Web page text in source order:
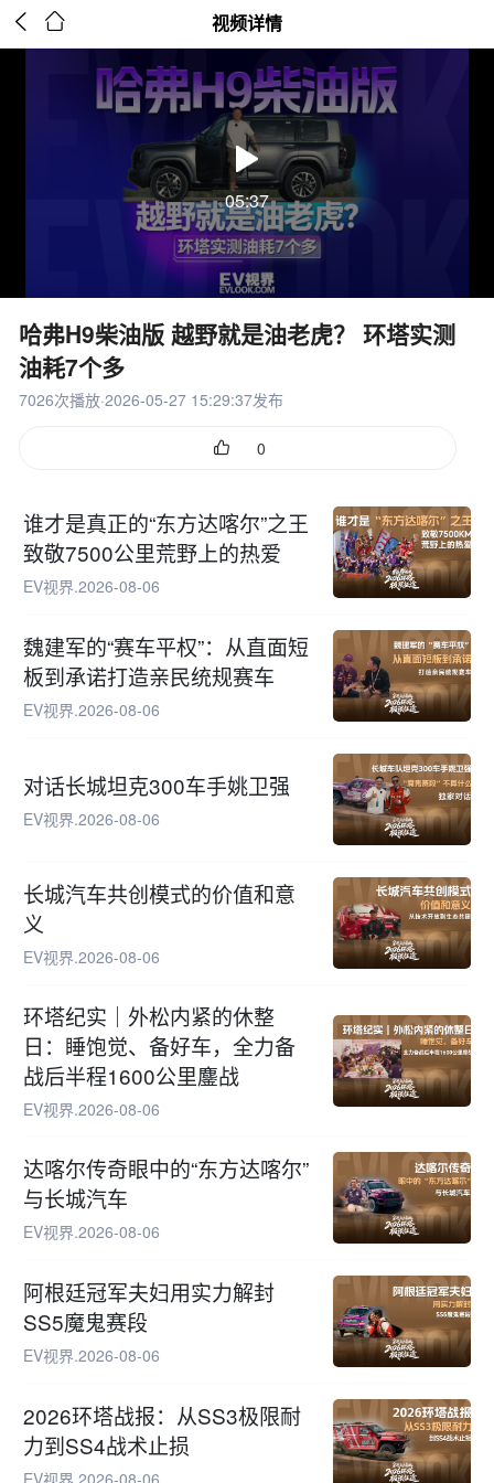
  视频详情
05:37
哈弗H9柴油版 越野就是油老虎？ 环塔实测
油耗7个多
7026次播放·2026-05-27 15:29:37发布
 0
谁才是真正的“东方达喀尔”之王
致敬7500公里荒野上的热爱
EV视界.2026-08-06
魏建军的“赛车平权”：从直面短
板到承诺打造亲民统规赛车
EV视界.2026-08-06
对话长城坦克300车手姚卫强
EV视界.2026-08-06
长城汽车共创模式的价值和意
义
EV视界.2026-08-06
环塔纪实｜外松内紧的休整
日：睡饱觉、备好车，全力备
战后半程1600公里鏖战
EV视界.2026-08-06
达喀尔传奇眼中的“东方达喀尔”
与长城汽车
EV视界.2026-08-06
阿根廷冠军夫妇用实力解封
SS5魔鬼赛段
EV视界.2026-08-06
2026环塔战报：从SS3极限耐
力到SS4战术止损
EV视界 2026-08-06